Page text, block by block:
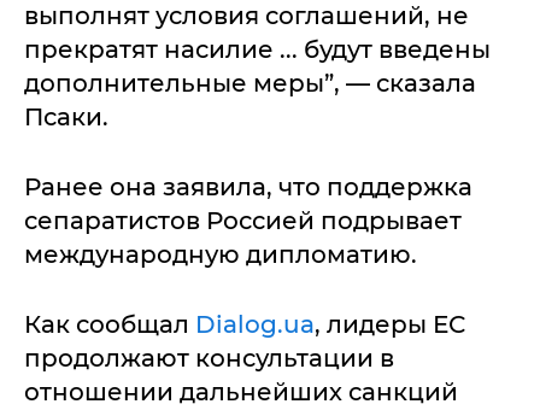
выполнят условия соглашений, не
прекратят насилие ... будут введены
дополнительные меры”, — сказала
Псаки.
Ранее она заявила, что поддержка
сепаратистов Россией подрывает
международную дипломатию.
Как сообщал Dialog.ua, лидеры ЕС
продолжают консультации в
отношении дальнейших санкций